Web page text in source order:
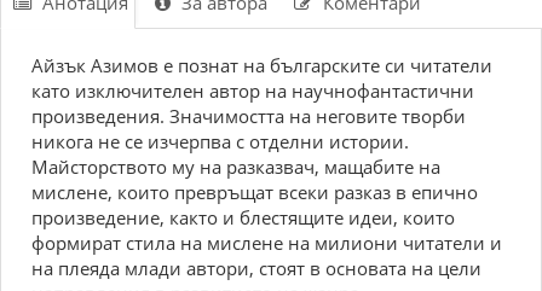
Айзък Азимов е познат на българските си читатели
като изключителен автор на научнофантастични
произведения. Значимостта на неговите творби
никога не се изчерпва с отделни истории.
Майсторството му на разказвач, мащабите на
мислене, които превръщат всеки разказ в епично
произведение, както и блестящите идеи, които
формират стила на мислене на милиони читатели и
на плеяда млади автори, стоят в основата на цели